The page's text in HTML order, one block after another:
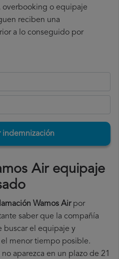
overbooking o equipaje
reciben una
a lo conseguido por
indemnización
Air equipaje
Wamos Airpor
saber que la compañía
buscar el equipaje y
menor tiempo posible.
aparezca en un plazo de 21